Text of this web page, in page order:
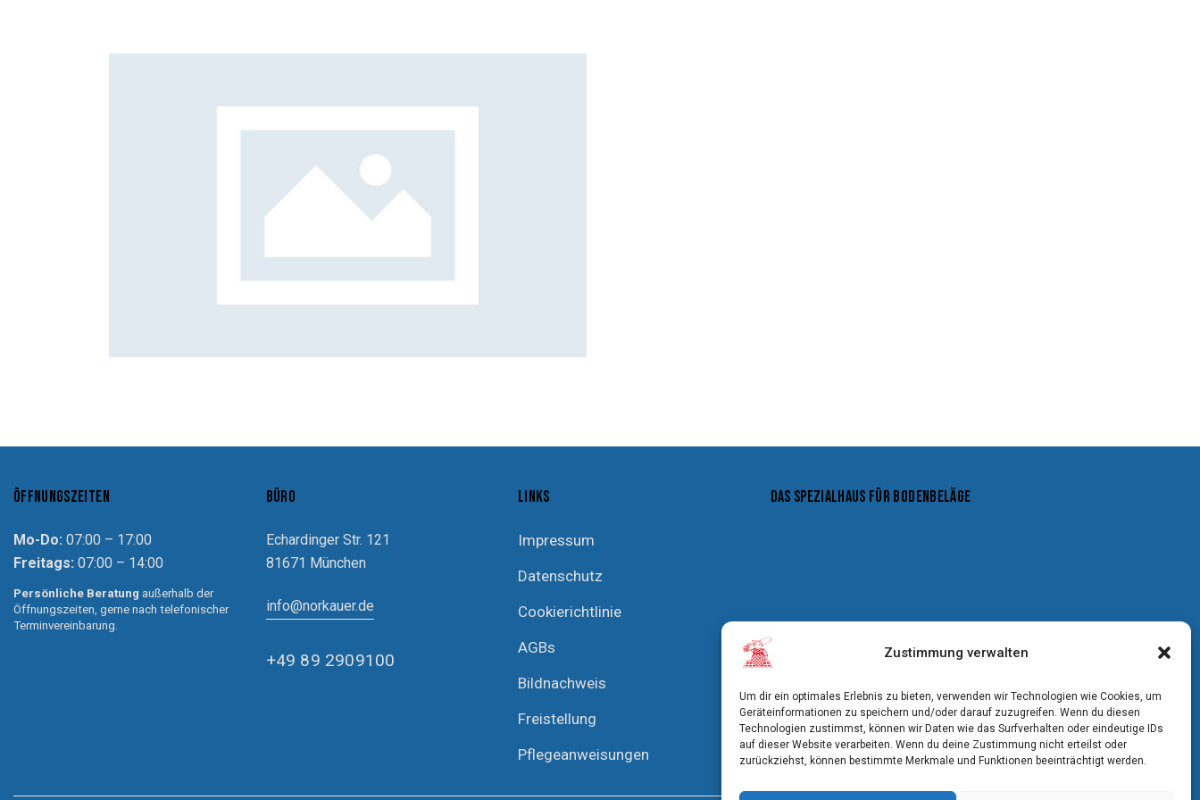
Zustimmung verwalten
Um dir ein optimales Erlebnis zu bieten, verwenden wir Technologien wie Cookies, um
Geräteinformationen zu speichern und/oder darauf zuzugreifen. Wenn du diesen
Technologien zustimmst, können wir Daten wie das Surfverhalten oder eindeutige IDs
auf dieser Website verarbeiten. Wenn du deine Zustimmung nicht erteilst oder
zurückziehst, können bestimmte Merkmale und Funktionen beeinträchtigt werden.
ÖFFNUNGSZEITEN
Mo-Do: 07:00 – 17:00
Freitags: 07:00 – 14:00
Persönliche Beratung außerhalb der
Öffnungszeiten, gerne nach telefonischer
Terminvereinbarung.
BÜRO
Echardinger Str. 121
81671 München
info@norkauer.de
+49 89 2909100
LINKS
Impressum
Datenschutz
Cookierichtlinie
AGBs
Bildnachweis
Freistellung
Pflegeanweisungen
DAS SPEZIALHAUS FÜR BODENBELÄGE